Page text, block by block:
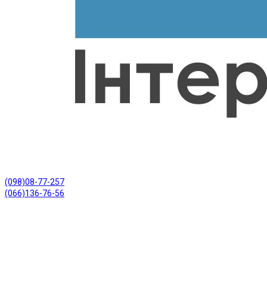
(098)08-77-257
(066)136-76-56